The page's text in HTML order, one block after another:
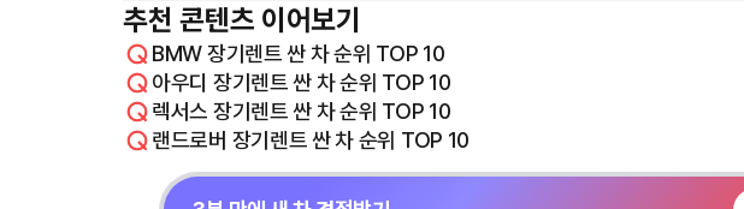
추천 콘텐츠 이어보기
BMW 장기렌트 싼 차 순위 TOP 10
아우디 장기렌트 싼 차 순위 TOP 10
렉서스 장기렌트 싼 차 순위 TOP 10
랜드로버 장기렌트 싼 차 순위 TOP 10